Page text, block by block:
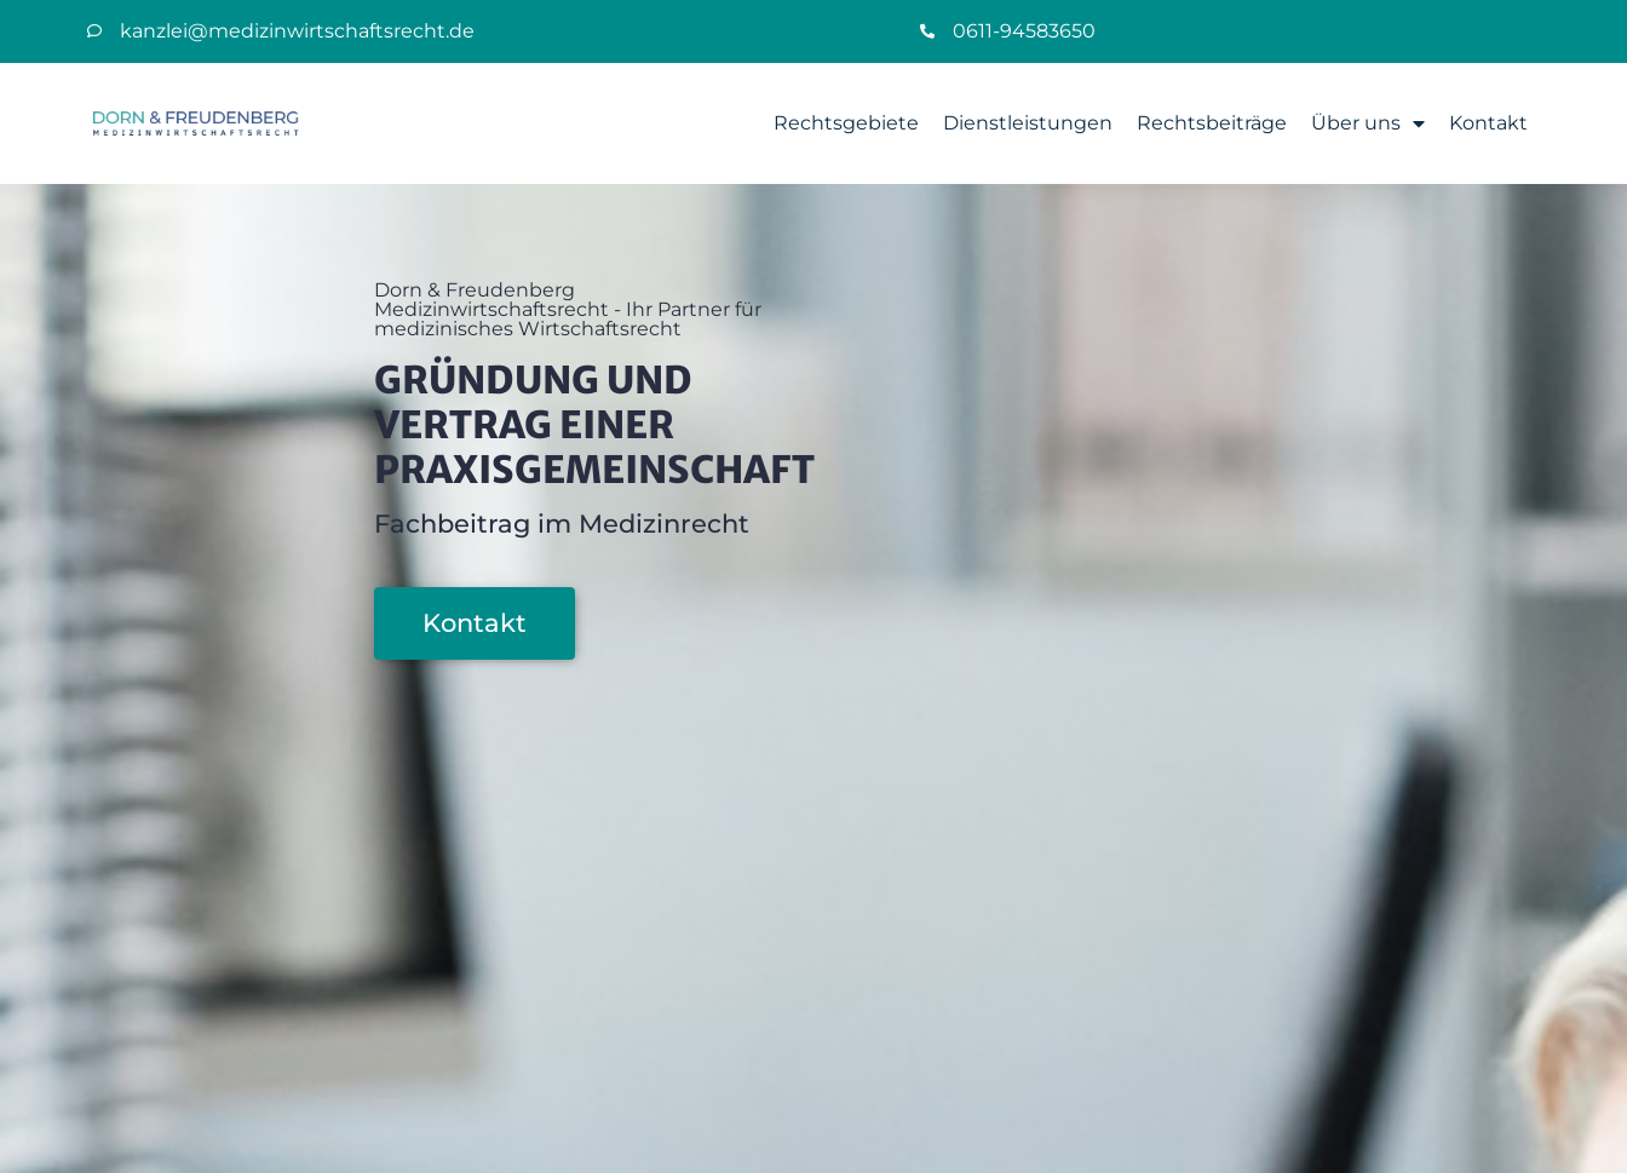
kanzlei@medizinwirtschaftsrecht.de 0611-94583650
Rechtsgebiete Dienstleistungen Rechtsbeiträge Über uns Kontakt
Dorn & Freudenberg
Medizinwirtschaftsrecht - Ihr Partner für
medizinisches Wirtschaftsrecht
GRÜNDUNG UND
VERTRAG EINER ​
PRAXISGEMEINSCHAFT
Fachbeitrag im Medizinrecht
Kontakt